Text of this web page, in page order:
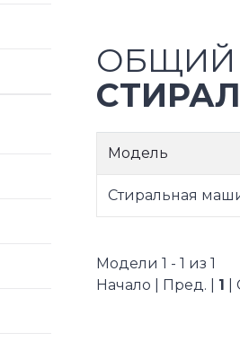
ОБЩИЙ
Модель
Стиральная
Модели 1 - 1 из 1
Начало | Пред. | 1 |